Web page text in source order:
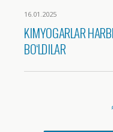
16.01.2025
KIMYОGARLAR
BO‘LDILAR